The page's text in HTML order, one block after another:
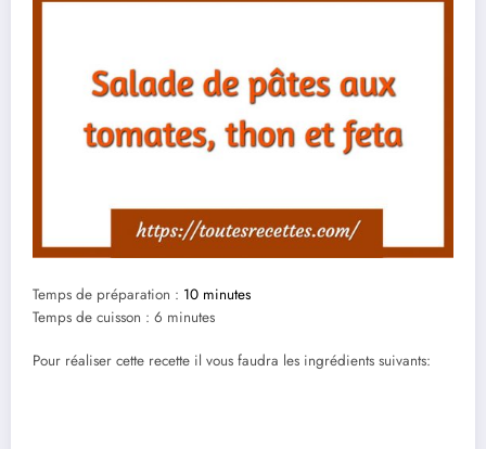
Temps de préparation : 10 minutes
Temps de cuisson : 6 minutes
Pour réaliser cette recette il vous faudra les ingrédients suivants: